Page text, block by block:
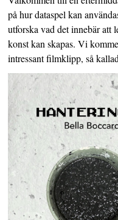
på hur dataspel kan
utforska vad det innebär att
konst kan skapas. Vi
intressant filmklipp, så